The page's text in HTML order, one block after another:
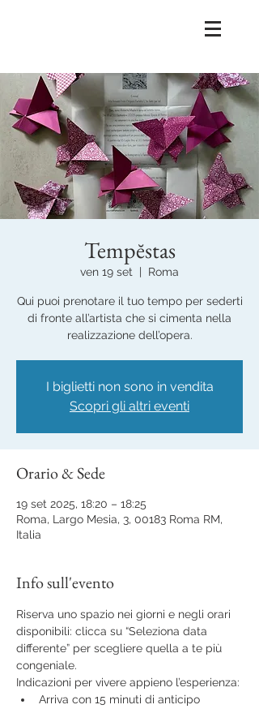
Tempĕstas
ven 19 set
  |
Roma
Qui puoi prenotare il tuo tempo per sederti
di fronte all’artista che si cimenta nella
realizzazione dell’opera.
I biglietti non sono in vendita
Scopri gli altri eventi
Orario & Sede
19 set 2025, 18:20 – 18:25
Roma, Largo Mesia, 3, 00183 Roma RM,
Italia
Info sull'evento
Riserva uno spazio nei giorni e negli orari
disponibili: clicca su “Seleziona data
differente” per scegliere quella a te più
congeniale.
Indicazioni per vivere appieno l’esperienza:
Arriva con 15 minuti di anticipo